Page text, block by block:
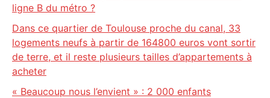
ligne B du métro ?
Dans ce quartier de Toulouse proche du canal, 33
logements neufs à partir de 164800 euros vont sortir
de terre, et il reste plusieurs tailles d’appartements à
acheter
« Beaucoup nous l’envient » : 2 000 enfants